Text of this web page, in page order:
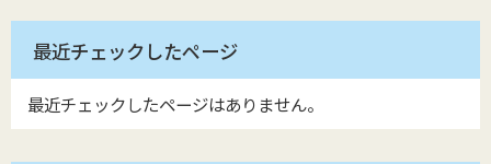
最近チェックしたページ
最近チェックしたページはありません。